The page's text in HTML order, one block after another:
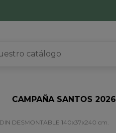
CAMPAÑA SANTOS 2026
DESMONTABLE 140x37x240 cm.